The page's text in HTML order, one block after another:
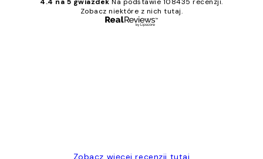
Zobacz niektóre z nich tutaj.
Zobacz więcej recenzji tutaj